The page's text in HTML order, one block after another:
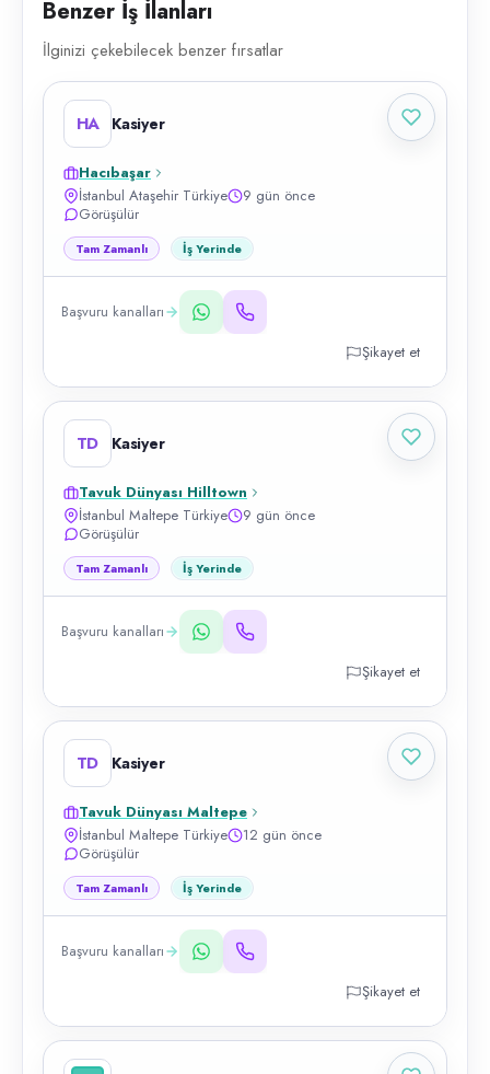
Benzer İş İlanları
İlginizi çekebilecek benzer fırsatlar
HA Kasiyer
Hacıbaşar
İstanbul Ataşehir Türkiye
9 gün önce
Görüşülür
Tam Zamanlı İş Yerinde
Başvuru kanalları
Şikayet et
TD Kasiyer
Tavuk Dünyası Hilltown
İstanbul Maltepe Türkiye
9 gün önce
Görüşülür
Tam Zamanlı İş Yerinde
Başvuru kanalları
Şikayet et
TD Kasiyer
Tavuk Dünyası Maltepe
İstanbul Maltepe Türkiye
12 gün önce
Görüşülür
Tam Zamanlı İş Yerinde
Başvuru kanalları
Şikayet et